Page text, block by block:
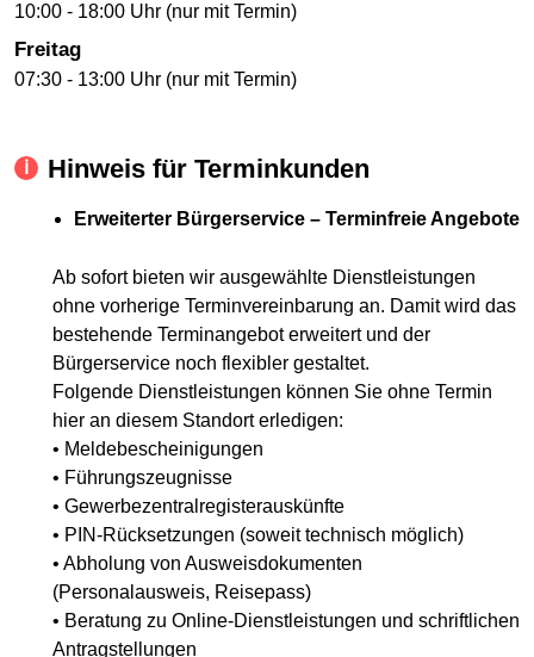
10:00 - 18:00 Uhr (nur mit Termin)
Freitag
07:30 - 13:00 Uhr (nur mit Termin)
Hinweis für Terminkunden
Erweiterter Bürgerservice – Terminfreie Angebote
Ab sofort bieten wir ausgewählte Dienstleistungen
ohne vorherige Terminvereinbarung an. Damit wird das
bestehende Terminangebot erweitert und der
Bürgerservice noch flexibler gestaltet.
Folgende Dienstleistungen können Sie ohne Termin
hier an diesem Standort erledigen:
• Meldebescheinigungen
• Führungszeugnisse
• Gewerbezentralregisterauskünfte
• PIN-Rücksetzungen (soweit technisch möglich)
• Abholung von Ausweisdokumenten
(Personalausweis, Reisepass)
• Beratung zu Online-Dienstleistungen und schriftlichen
Antragstellungen